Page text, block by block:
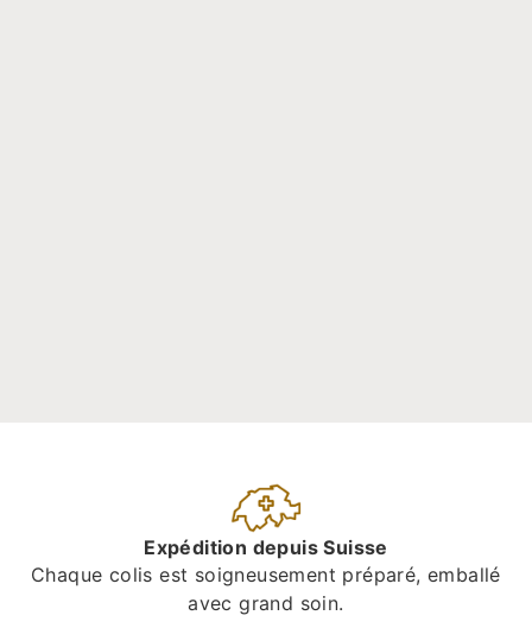
Expédition depuis Suisse
Chaque colis est soigneusement préparé, emballé
avec grand soin.